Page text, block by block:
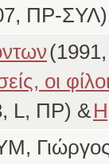
ΠΡ-ΣΥΛ)
οι
L, ΠΡ) &